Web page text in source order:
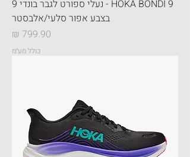
HOKA BONDI 9 - נעלי ספורט לגבר בונדי 9
בצבע אפור סלעי/אלבסטר
מחיר
כולל מע״מ